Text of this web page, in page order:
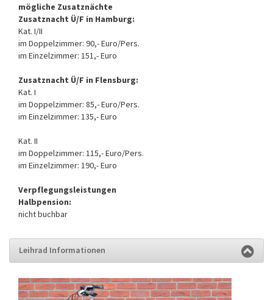
mögliche Zusatznächte
Zusatznacht Ü/F in Hamburg:
Kat. I/II
im Doppelzimmer: 90,- Euro/Pers.
im Einzelzimmer: 151,- Euro
Zusatznacht Ü/F in Flensburg:
Kat. I
im Doppelzimmer: 85,- Euro/Pers.
im Einzelzimmer: 135,- Euro
Kat. II
im Doppelzimmer: 115,- Euro/Pers.
im Einzelzimmer: 190,- Euro
Verpflegungsleistungen
Halbpension:
nicht buchbar
Leihrad Informationen